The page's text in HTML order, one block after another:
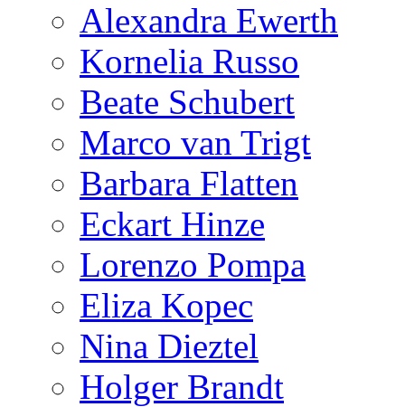
Alexandra Ewerth
Kornelia Russo
Beate Schubert
Marco van Trigt
Barbara Flatten
Eckart Hinze
Lorenzo Pompa
Eliza Kopec
Nina Dieztel
Holger Brandt